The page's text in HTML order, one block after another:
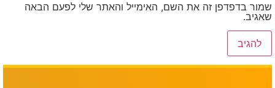
שמור בדפדפן זה את השם, האימייל והאתר שלי לפעם הבאה
שאגיב.